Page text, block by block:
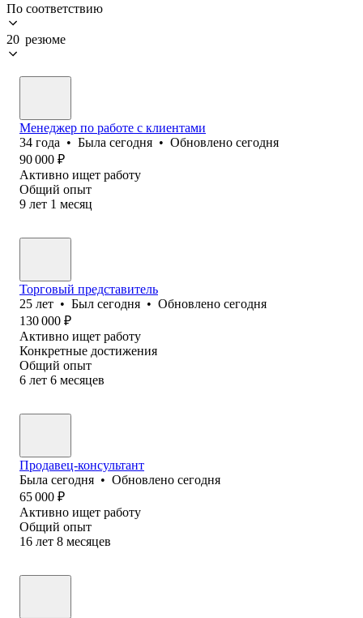
По соответствию
20 резюме
Менеджер по работе с клиентами
34 года • Была сегодня • Обновлено сегодня
90 000 ₽
Активно ищет работу
Общий опыт
9 лет 1 месяц
Торговый представитель
25 лет • Был сегодня • Обновлено сегодня
130 000 ₽
Активно ищет работу
Конкретные достижения
Общий опыт
6 лет 6 месяцев
Продавец-консультант
Была сегодня • Обновлено сегодня
65 000 ₽
Активно ищет работу
Общий опыт
16 лет 8 месяцев